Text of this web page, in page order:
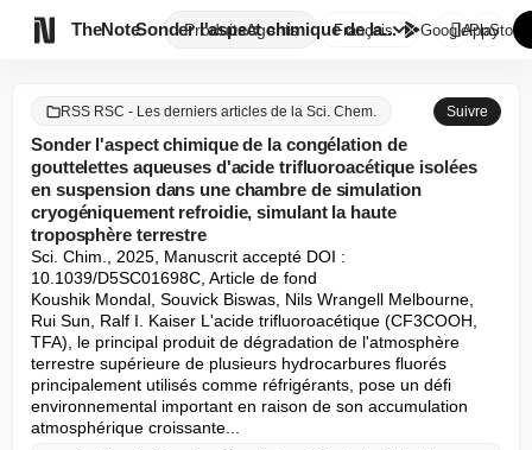
TheNote ProduitsAgents
Sonder l'aspect chimique de la...
Français GooglePlay
AppStore
RSS RSC - Les derniers articles de la Sci. Chem. Suivre
Sonder l'aspect chimique de la congélation de
gouttelettes aqueuses d'acide trifluoroacétique isolées
en suspension dans une chambre de simulation
cryogéniquement refroidie, simulant la haute
troposphère terrestre
Sci. Chim., 2025, Manuscrit accepté DOI :
10.1039/D5SC01698C, Article de fond
Koushik Mondal, Souvick Biswas, Nils Wrangell Melbourne,
Rui Sun, Ralf I. Kaiser L'acide trifluoroacétique (CF3COOH,
TFA), le principal produit de dégradation de l'atmosphère
terrestre supérieure de plusieurs hydrocarbures fluorés
principalement utilisés comme réfrigérants, pose un défi
environnemental important en raison de son accumulation
atmosphérique croissante...